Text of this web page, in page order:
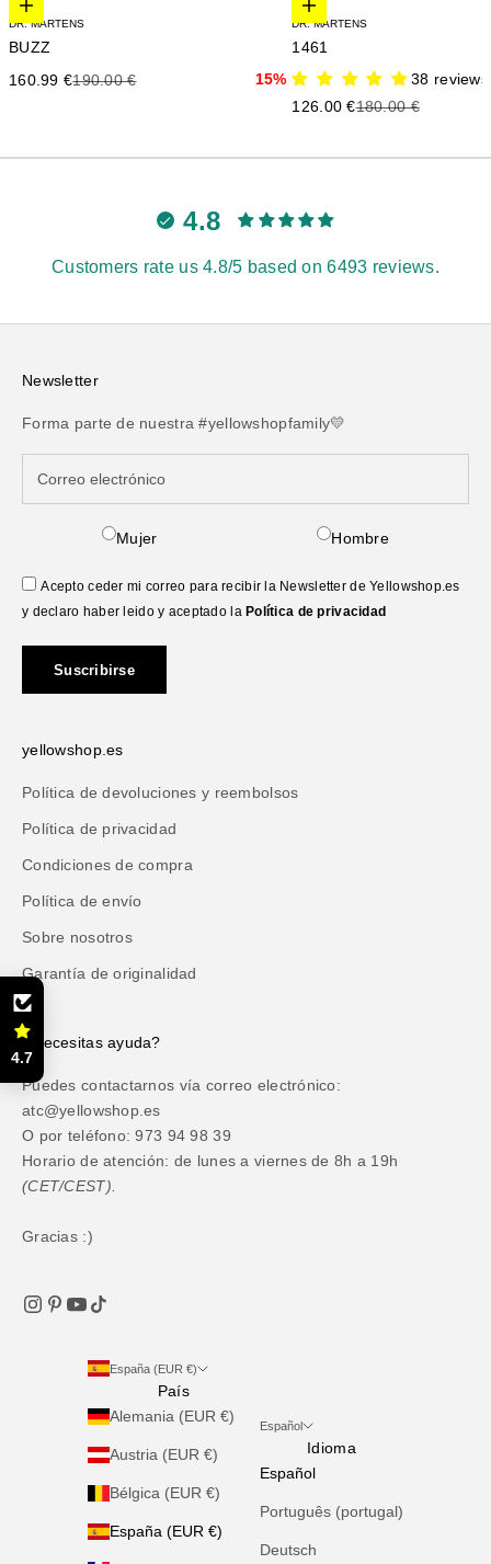
Elige opciones
DR. MARTENS
BUZZ
Precio de oferta
160.99 €Precio anterior
190.00 € 15%
Elige opciones
DR. MARTENS
1461
38 reviews
Precio de oferta
126.00 €Precio anterior
180.00 €
4.8
Customers rate us 4.8/5 based on 6493 reviews.
Newsletter
Forma parte de nuestra #yellowshopfamily💛
Mujer Hombre
Acepto ceder mi correo para recibir la Newsletter de Yellowshop.es
y declaro haber leido y aceptado la Política de privacidad
Suscribirse
yellowshop.es
Política de devoluciones y reembolsos
Política de privacidad
Condiciones de compra
Política de envío
Sobre nosotros
Garantía de originalidad
¿Necesitas ayuda?
Puedes contactarnos vía correo electrónico:
atc@yellowshop.es
O por teléfono: 973 94 98 39
Horario de atención: de lunes a viernes de 8h a 19h
(CET/CEST).
Gracias :)
España (EUR €)
País
Alemania (EUR €)
Austria (EUR €)
Bélgica (EUR €)
España (EUR €)
Español
Idioma
Español
Português (portugal)
Deutsch
4.7